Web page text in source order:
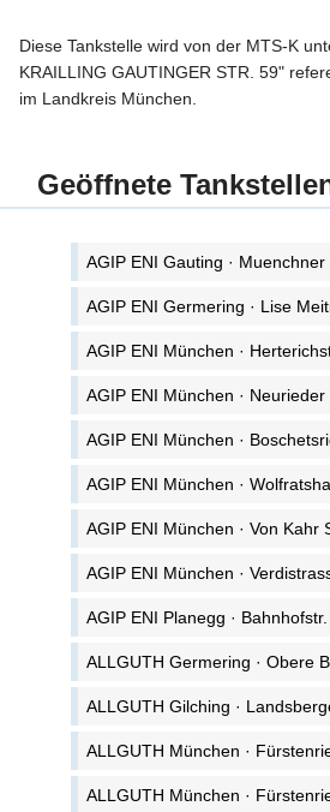
Diese Tankstelle wird von der MTS-K
KRAILLING GAUTINGER STR. 59"
im Landkreis München.
Geöffnete
AGIP ENI Gauting ·
AGIP ENI Germering · Lise
AGIP ENI München ·
AGIP ENI München ·
AGIP ENI München ·
AGIP ENI München ·
AGIP ENI München · Von Kahr
AGIP ENI München ·
AGIP ENI Planegg ·
ALLGUTH Germering · Obere
ALLGUTH Gilching ·
ALLGUTH München ·
ALLGUTH München ·